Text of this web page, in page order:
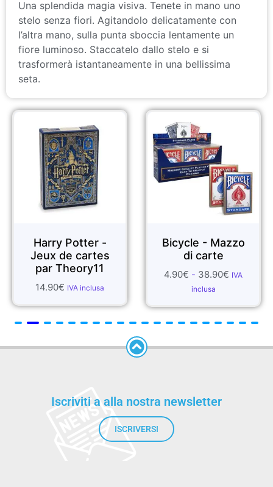
Una splendida magia visiva. Tenete in mano uno
stelo senza fiori. Agitandolo delicatamente con
l’altra mano, sulla punta sboccia lentamente un
fiore luminoso. Staccatelo dallo stelo e si
trasformerà istantaneamente in una bellissima
seta.
Harry Potter -
Jeux de cartes
par Theory11
14.90€ IVA inclusa
Bicycle - Mazzo
di carte
4.90€ - 38.90€ IVA
inclusa
Iscriviti a alla nostra newsletter
ISCRIVERSI